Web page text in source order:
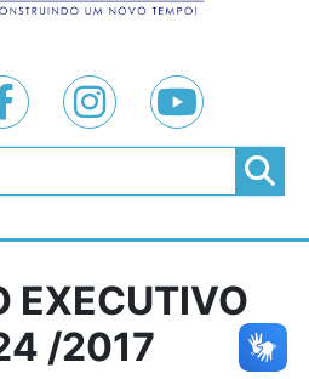
EXECUTIVO
/2017